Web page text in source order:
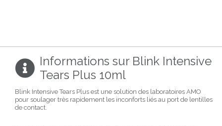
Informations sur Blink Intensive
Tears Plus 10ml
Blink Intensive Tears Plus est une solution des laboratoires AMO
pour soulager très rapidement les inconforts liés au port de lentilles
de contact.